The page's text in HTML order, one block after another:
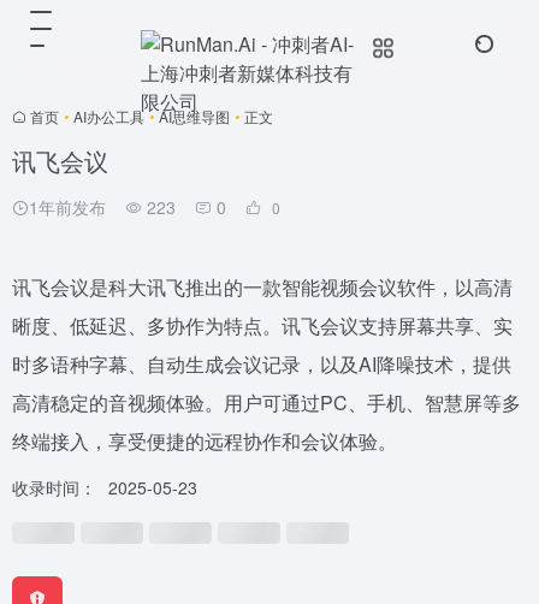
首页 • AI办公工具 • AI思维导图 • 正文
讯飞会议
1年前发布 223 0 0
讯飞会议是科大讯飞推出的一款智能视频会议软件，以高清
晰度、低延迟、多协作为特点。讯飞会议支持屏幕共享、实
时多语种字幕、自动生成会议记录，以及AI降噪技术，提供
高清稳定的音视频体验。用户可通过PC、手机、智慧屏等多
终端接入，享受便捷的远程协作和会议体验。
收录时间： 2025-05-23